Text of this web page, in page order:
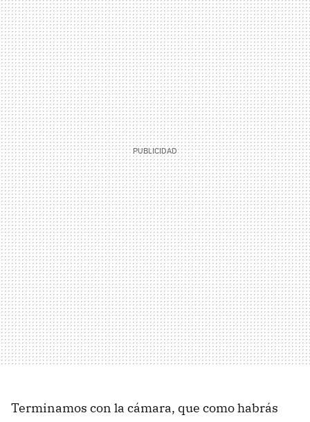
Terminamos con la cámara, que como habrás